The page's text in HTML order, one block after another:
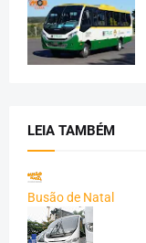
LEIA TAMBÉM
Busão de Natal